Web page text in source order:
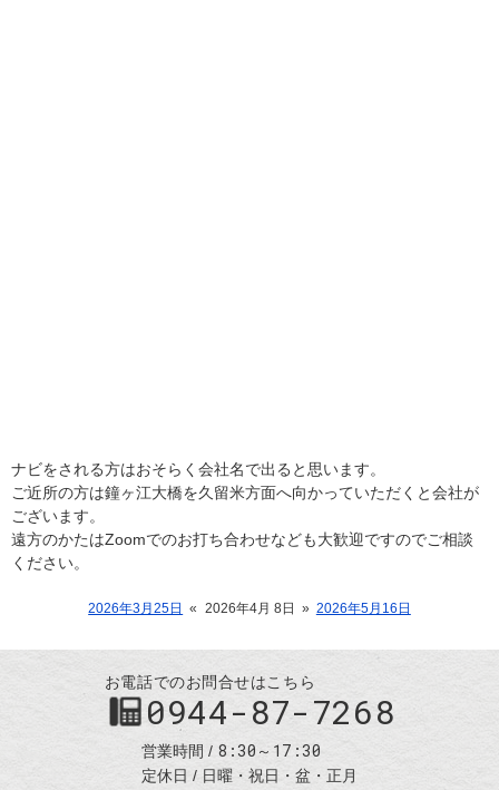
ナビをされる方はおそらく会社名で出ると思います。
ご近所の方は鐘ヶ江大橋を久留米方面へ向かっていただくと会社が
ございます。
遠方のかたはZoomでのお打ち合わせなども大歓迎ですのでご相談
ください。
2026年3月25日 « 2026年4月 8日 » 2026年5月16日
お電話でのお問合せはこちら
0944-87-7268
営業時間 8:30～17:30
定休日 日曜・祝日・盆・正月